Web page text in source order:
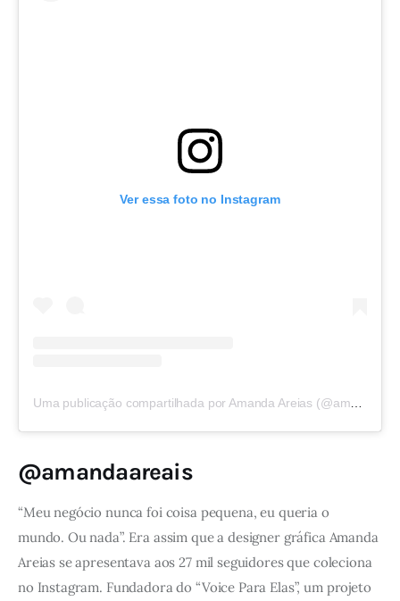
Ver essa foto no Instagram
@amandaareais
“Meu negócio nunca foi coisa pequena, eu queria o
mundo. Ou nada”. Era assim que a designer gráfica Amanda
Areias se apresentava aos 27 mil seguidores que coleciona
no Instagram. Fundadora do “Voice Para Elas”, um projeto